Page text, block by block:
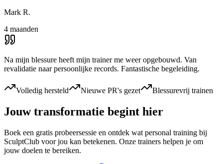
Mark R.
4 maanden
Na mijn blessure heeft mijn trainer me weer opgebouwd. Van
revalidatie naar persoonlijke records. Fantastische begeleiding.
Volledig hersteld Nieuwe PR's gezet Blessurevrij trainen
Jouw transformatie begint hier
Boek een gratis probeersessie en ontdek wat personal training bij
SculptClub voor jou kan betekenen. Onze trainers helpen je om
jouw doelen te bereiken.